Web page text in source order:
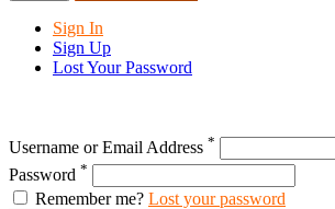
Sign In
Sign Up
Lost Your Password
Username or Email Address *
Password *
Remember me? Lost your password